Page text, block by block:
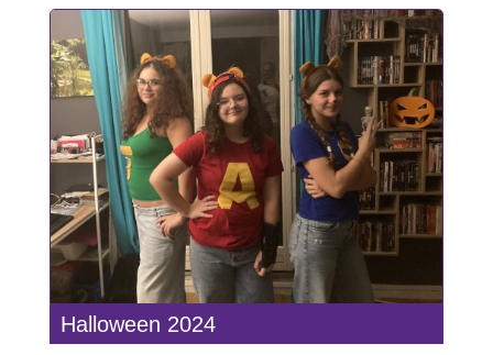
Halloween 2024